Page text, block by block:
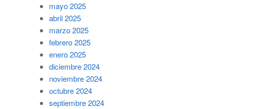
mayo 2025
abril 2025
marzo 2025
febrero 2025
enero 2025
diciembre 2024
noviembre 2024
octubre 2024
septiembre 2024